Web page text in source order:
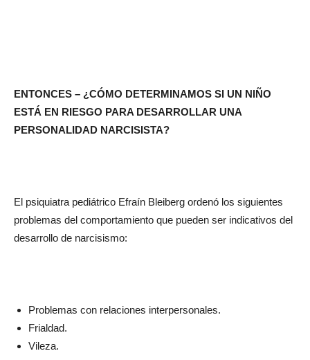
ENTONCES – ¿CÓMO DETERMINAMOS SI UN NIÑO
ESTÁ EN RIESGO PARA DESARROLLAR UNA
PERSONALIDAD NARCISISTA?
El psiquiatra pediátrico Efraín Bleiberg ordenó los siguientes
problemas del comportamiento que pueden ser indicativos del
desarrollo de narcisismo:
Problemas con relaciones interpersonales.
Frialdad.
Vileza.